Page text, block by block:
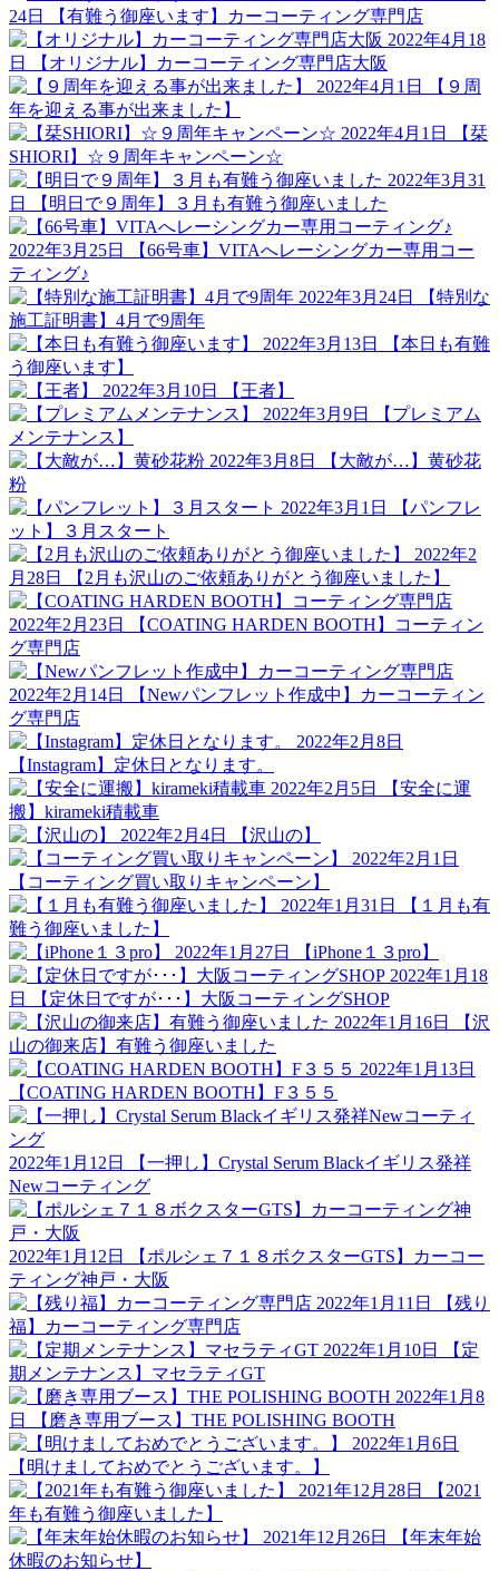
24日
【有難う御座います】カーコーティング専門店
2022年4月18
日
【オリジナル】カーコーティング専門店大阪
2022年4月1日
【９周
年を迎える事が出来ました】
2022年4月1日
【栞
SHIORI】☆９周年キャンペーン☆
2022年3月31
日
【明日で９周年】３月も有難う御座いました
2022年3月25日
【66号車】VITAへレーシングカー専用コー
ティング♪
2022年3月24日
【特別な
施工証明書】4月で9周年
2022年3月13日
【本日も有難
う御座います】
2022年3月10日
【王者】
2022年3月9日
【プレミアム
メンテナンス】
2022年3月8日
【大敵が…】黄砂花
粉
2022年3月1日
【パンフレ
ット】３月スタート
2022年2
月28日
【2月も沢山のご依頼ありがとう御座いました】
2022年2月23日
【COATING HARDEN BOOTH】コーティン
グ専門店
2022年2月14日
【Newパンフレット作成中】カーコーティン
グ専門店
2022年2月8日
【Instagram】定休日となります。
2022年2月5日
【安全に運
搬】kirameki積載車
2022年2月4日
【沢山の】
2022年2月1日
【コーティング買い取りキャンペーン】
2022年1月31日
【１月も有
難う御座いました】
2022年1月27日
【iPhone１３pro】
2022年1月18
日
【定休日ですが･･･】大阪コーティングSHOP
2022年1月16日
【沢
山の御来店】有難う御座いました
2022年1月13日
【COATING HARDEN BOOTH】F３５５
2022年1月12日
【一押し】Crystal Serum Blackイギリス発祥
Newコーティング
2022年1月12日
【ポルシェ７１８ボクスターGTS】カーコー
ティング神戸・大阪
2022年1月11日
【残り
福】カーコーティング専門店
2022年1月10日
【定
期メンテナンス】マセラティGT
2022年1月8
日
【磨き専用ブース】THE POLISHING BOOTH
2022年1月6日
【明けましておめでとうございます。】
2021年12月28日
【2021
年も有難う御座いました】
2021年12月26日
【年末年始
休暇のお知らせ】